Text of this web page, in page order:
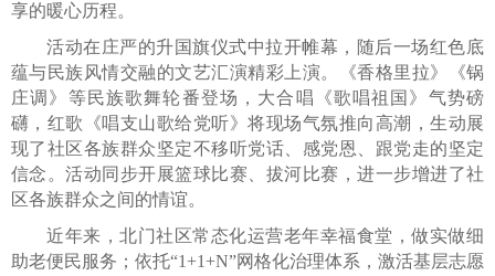
享的暖心历程。
活动在庄严的升国旗仪式中拉开帷幕，随后一场红色底
蕴与民族风情交融的文艺汇演精彩上演。《香格里拉》《锅
庄调》等民族歌舞轮番登场，大合唱《歌唱祖国》气势磅
礴，红歌《唱支山歌给党听》将现场气氛推向高潮，生动展
现了社区各族群众坚定不移听党话、感党恩、跟党走的坚定
信念。活动同步开展篮球比赛、拔河比赛，进一步增进了社
区各族群众之间的情谊。
近年来，北门社区常态化运营老年幸福食堂，做实做细
助老便民服务；依托“1+1+N”网格化治理体系，激活基层志愿